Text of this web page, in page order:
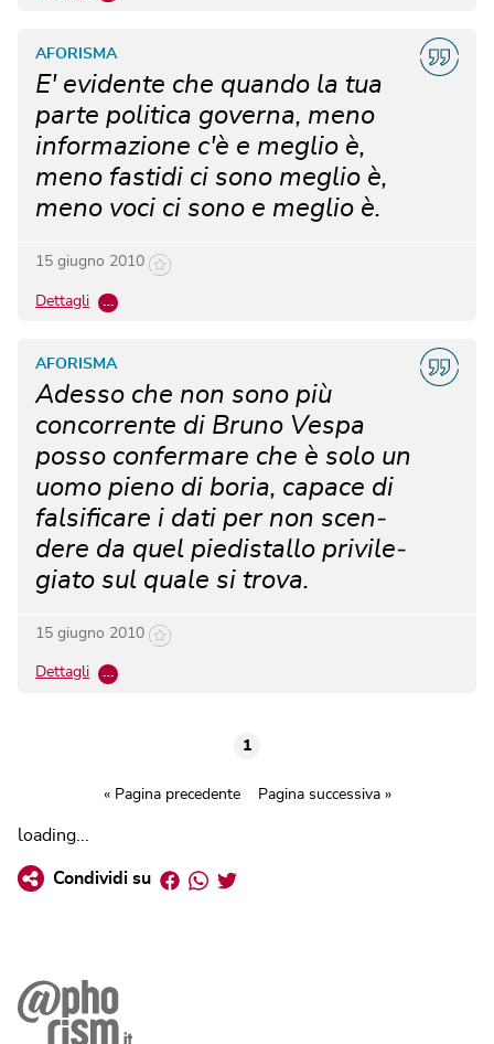
E' evidente che quando la tua
parte politica governa, meno
informazione c'è e meglio è,
meno fastidi ci sono meglio è,
meno voci ci sono e meglio è.
AFORISMA
15 giugno 2010
Dettagli …
Adesso che non sono più
concorrente di Bruno Ve­spa
posso confermare che è solo un
uomo pieno di boria, capace di
falsificare i dati per non scen­
dere da quel piedistallo privile­
giato sul quale si trova.
AFORISMA
15 giugno 2010
Dettagli …
1
« Pagina precedente Pagina successiva »
loading...
Condividi su Facebook
Whatsapp
Twitter